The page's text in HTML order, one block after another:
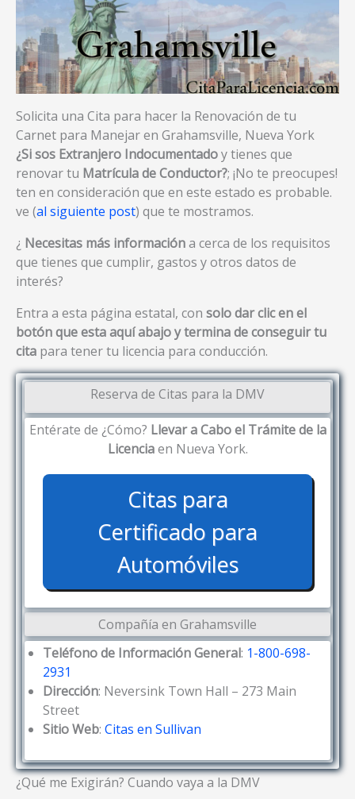
Solicita una Cita para hacer la Renovación de tu
Carnet para Manejar en Grahamsville, Nueva York
¿Si sos Extranjero Indocumentadoy tienes que
renovar tu Matrícula de Conductor?; ¡No te preocupes!
ten en consideración que en este estado es probable.
ve (al siguiente post) que te mostramos.
¿ Necesitas más informacióna cerca de los requisitos
que tienes que cumplir, gastos y otros datos de
interés?
Entra a esta página estatal, con solo dar clic en el
botón que esta aquí abajo y termina de conseguir tu
cita para tener tu licencia para conducción.
Reserva de Citas para la DMV
Compañía en Grahamsville
Entérate de ¿Cómo? Llevar a Cabo el Trámite de la
Licenciaen Nueva York.
Citas para
Certificado para
Automóviles
Teléfono de Información General: 1-800-698-
2931
Dirección: Neversink Town Hall – 273 Main
Street
Sitio Web: Citas en Sullivan
¿Qué me Exigirán? Cuando vaya a la DMV